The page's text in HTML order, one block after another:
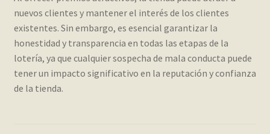
nuevos clientes y mantener el interés de los clientes
existentes. Sin embargo, es esencial garantizar la
honestidad y transparencia en todas las etapas de la
lotería, ya que cualquier sospecha de mala conducta puede
tener un impacto significativo en la reputación y confianza
de la tienda.